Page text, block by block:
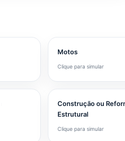
Motos
Clique para simular
Construção ou
Estrutural
Clique para simular